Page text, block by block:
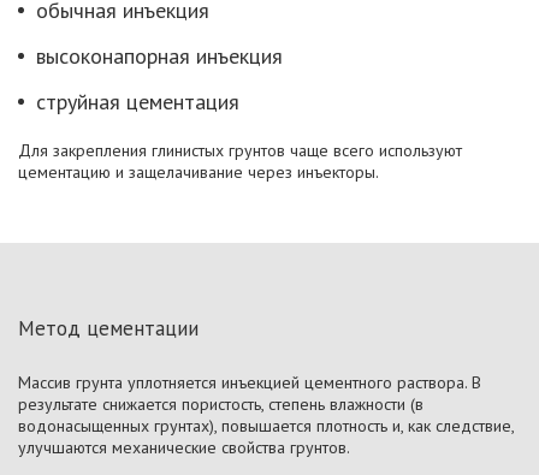
обычная инъекция
высоконапорная инъекция
струйная цементация
Для закрепления глинистых грунтов чаще всего используют
цементацию и защелачивание через инъекторы.
Метод цементации
Массив грунта уплотняется инъекцией цементного раствора. В
результате снижается пористость, степень влажности (в
водонасыщенных грунтах), повышается плотность и, как следствие,
улучшаются механические свойства грунтов.